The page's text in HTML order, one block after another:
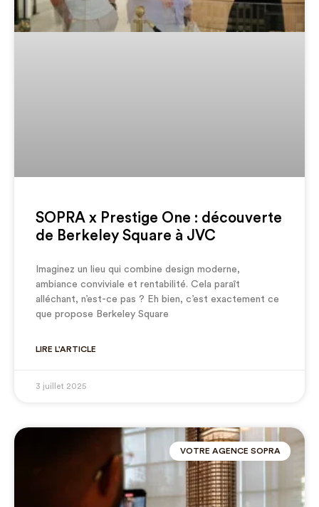
SOPRA x Prestige One : découverte
de Berkeley Square à JVC
Imaginez un lieu qui combine design moderne,
ambiance conviviale et rentabilité. Cela paraît
alléchant, n’est-ce pas ? Eh bien, c’est exactement ce
que propose Berkeley Square
LIRE L'ARTICLE
3 juillet 2025
VOTRE AGENCE SOPRA